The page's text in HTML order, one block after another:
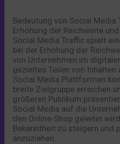
Bedeutung von Social Media
Erhöhung der Reichweite
Social Media Traffic spielt
bei der Erhöhung der
von Unternehmen im
gezieltes Teilen von Inhalten
Social Media Plattformen
breite Zielgruppe erreichen
größeren Publikum
Social Media auf die
den Online-Shop geleitet
Bekanntheit zu steigern und
anzuziehen.